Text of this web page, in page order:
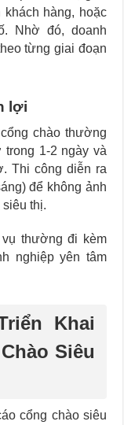
hàng, hoặc
Nhờ đó, doanh
từng giai đoạn
lợi
chào thường
1-2 ngày và
Thi công diễn ra
để không ảnh
thị.
thường đi kèm
nghiệp yên tâm
Khai
Siêu
cổng chào siêu